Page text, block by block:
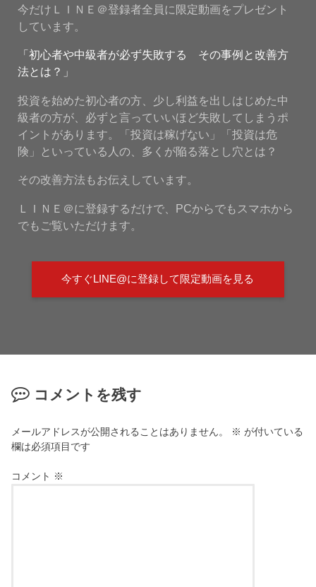
今だけＬＩＮＥ＠登録者全員に限定動画をプレゼント
しています。
「初心者や中級者が必ず失敗する その事例と改善方
法とは？」
投資を始めた初心者の方、少し利益を出しはじめた中
級者の方が、必ずと言っていいほど失敗してしまうポ
イントがあります。「投資は稼げない」「投資は危
険」といっている人の、多くが陥る落とし穴とは？
その改善方法もお伝えしています。
ＬＩＮＥ＠に登録するだけで、PCからでもスマホから
でもご覧いただけます。
今すぐLINE@に登録して限定動画を見る
コメントを残す
メールアドレスが公開されることはありません。 ※ が付いている
欄は必須項目です
コメント ※